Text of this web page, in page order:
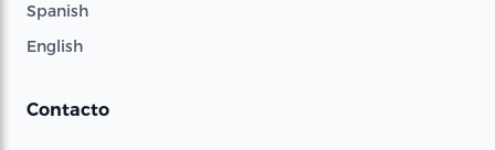
Spanish
English
Contacto